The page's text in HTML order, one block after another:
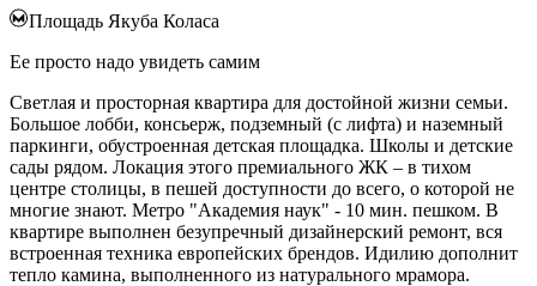
Площадь Якуба Коласа
Ее просто надо увидеть самим
Светлая и просторная квартира для достойной жизни семьи.
Большое лобби, консьерж, подземный (с лифта) и наземный
паркинги, обустроенная детская площадка. Школы и детские
сады рядом. Локация этого премиального ЖК – в тихом
центре столицы, в пешей доступности до всего, о которой не
многие знают. Метро "Академия наук" - 10 мин. пешком. В
квартире выполнен безупречный дизайнерский ремонт, вся
встроенная техника европейских брендов. Идилию дополнит
тепло камина, выполненного из натурального мрамора.